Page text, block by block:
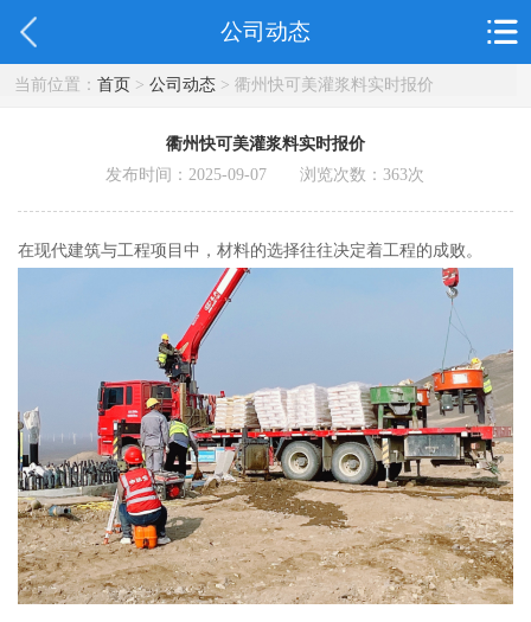
公司动态
当前位置： 首页> 公司动态> 衢州快可美灌浆料实时报价
衢州快可美灌浆料实时报价
发布时间：2025-09-07 浏览次数：363次
在现代建筑与工程项目中，材料的选择往往决定着工程的成败。